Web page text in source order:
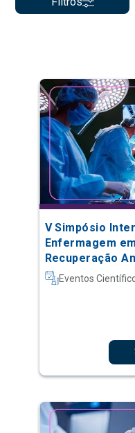
V Simpósio
Enfermagem
Recuperação
Material e
Eventos